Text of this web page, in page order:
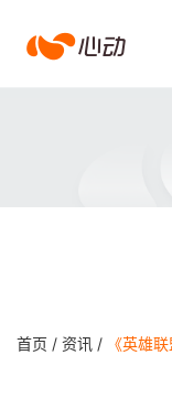
爱搜索结果
首页 / 资讯 /